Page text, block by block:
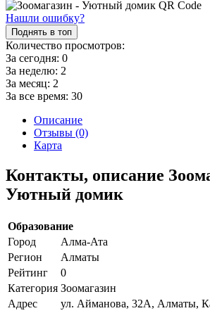
Нашли ошибку?
Поднять в топ
Количество просмотров:
За сегодня: 0
За неделю: 2
За месяц: 2
За все время: 30
Описание
Отзывы (0)
Карта
Контакты, описание
Уютный домик
Образование
Город
Алма-Ата
Регион
Алматы
Рейтинг
0
Категория Зоомагазин
Адрес
ул. Айманова, 32А, Алматы,